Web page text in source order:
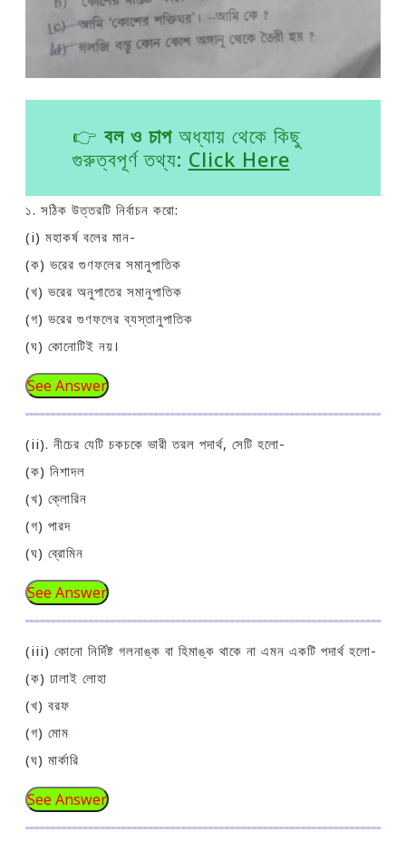
👉 বল ও চাপঅধ্যায় থেকে কিছু
গুরুত্বপূর্ণ তথ্য: Click Here
১. সঠিক উত্তরটি নির্বাচন করো:
(i) মহাকর্ষ বলের মান-
(ক) ভরের গুণফলের সমানুপাতিক
(খ) ভরের অনুপাতের সমানুপাতিক
(গ) ভরের গুণফলের ব্যস্তানুপাতিক
(ঘ) কোনোটিই নয়।
See Answer
(ii). নীচের যেটি চকচকে ভারী তরল পদার্থ, সেটি হলো-
(ক) নিশাদল
(খ) ক্লোরিন
(গ) পারদ
(ঘ) ব্রোমিন
See Answer
(iii) কোনো নির্দিষ্ট গলনাঙ্ক বা হিমাঙ্ক থাকে না এমন একটি পদার্থ হলো-
(ক) ঢালাই লোহা
(খ) বরফ
(গ) মোম
(ঘ) মার্কারি
See Answer